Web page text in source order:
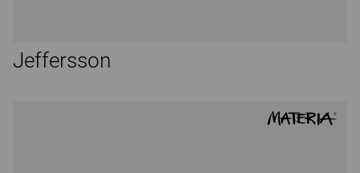
Jeffersson